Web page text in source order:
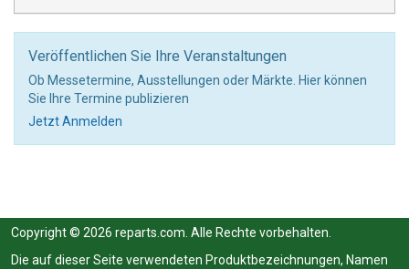
Veröffentlichen Sie Ihre Veranstaltungen
Ob Messetermine, Ausstellungen oder Märkte. Hier können
Sie Ihre Termine publizieren
Jetzt Anmelden
Copyright © 2026 reparts.com. Alle Rechte vorbehalten.
Die auf dieser Seite verwendeten Produktbezeichnungen, Namen